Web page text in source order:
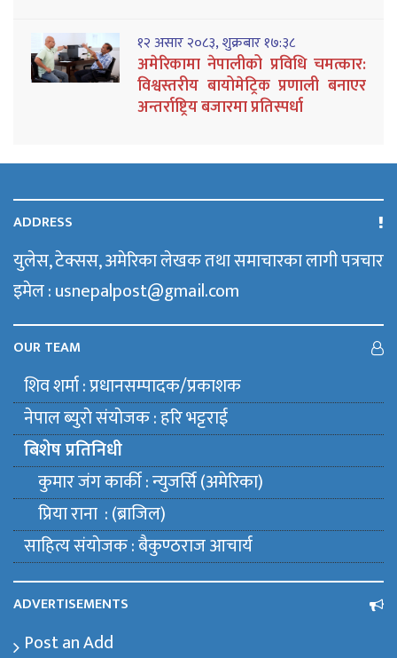
१२ असार २०८३, शुक्रबार १७:३८
अमेरिकामा नेपालीको प्रविधि चमत्कार:
विश्वस्तरीय बायोमेट्रिक प्रणाली बनाएर
अन्तर्राष्ट्रिय बजारमा प्रतिस्पर्धा
ADDRESS
युलेस, टेक्सस, अमेरिका लेखक तथा समाचारका लागी पत्रचार
इमेल : usnepalpost@gmail.com
OUR TEAM
शिव शर्मा : प्रधानसम्पादक/प्रकाशक
नेपाल ब्युराे संयाेजक : हरि भट्टराई
बिशेष प्रतिनिधी
कुमार जंग कार्की : न्युजर्सि (अमेरिका)
प्रिया राना : (ब्राजिल)
साहित्य संयाेजक : बैकुण्ठराज आचार्य
ADVERTISEMENTS
Post an Add